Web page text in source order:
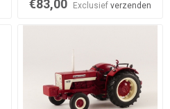
€83,00 Exclusiefverzenden